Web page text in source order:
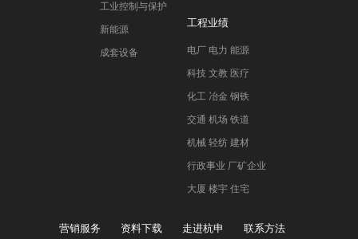
工业控制与保护
新能源
成套设备
工程业绩
电厂 电力 能源
科技 文教 医疗
化工 冶金 钢铁
交通 机场 铁道
机械 轻纺 建材
行政事业 厂矿企业
大厦 楼宇 住宅
营销服务 资料下载 走进杭申 联系方法